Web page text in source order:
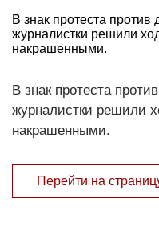
В знак протеста против
журналистки решили
накрашенными.
В знак протеста
журналистки решили
накрашенными.
Перейти на